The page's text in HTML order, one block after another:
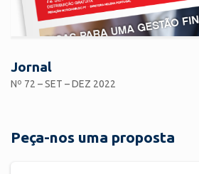
Jornal
Nº 72 – SET – DEZ 2022
Peça-nos uma proposta